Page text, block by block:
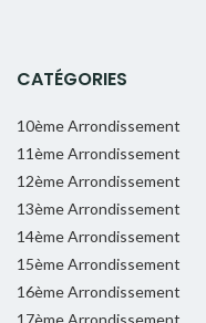
CATÉGORIES
10ème Arrondissement
11ème Arrondissement
12ème Arrondissement
13ème Arrondissement
14ème Arrondissement
15ème Arrondissement
16ème Arrondissement
17ème Arrondissement